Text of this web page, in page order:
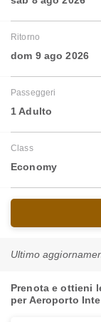
Ritorno
dom 9 ago 2026
Passeggeri
1 Adulto
Class
Economy
Ultimo
Prenota e ottieni
per Aeroporto